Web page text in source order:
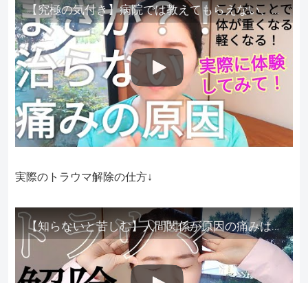
【究極の気付き】病院では教えてもらえない、その長年悩んできた痛み、症状、どうして治らないのか？痛みの正体、実際に今すぐ試して知ってほしい。
実際のトラウマ解除の仕方↓
【知らないと苦しむ】人間関係が原因の痛みはトラウマ解除が必須。病院に行っても原因不明で治らない不調はこれをしてからケアしてみてください。